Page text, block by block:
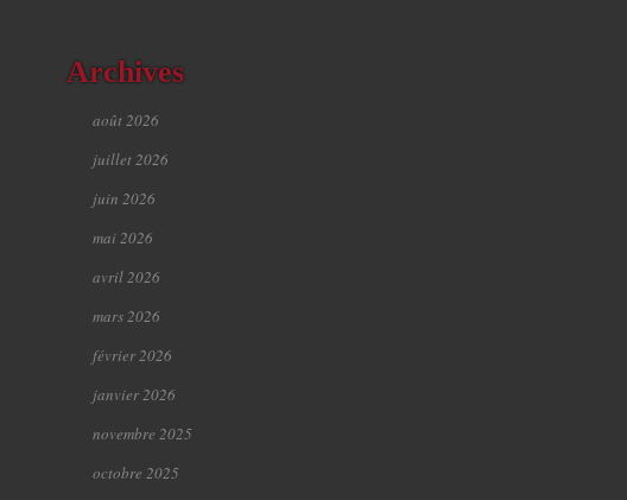
Archives
août 2026
juillet 2026
juin 2026
mai 2026
avril 2026
mars 2026
février 2026
janvier 2026
novembre 2025
octobre 2025